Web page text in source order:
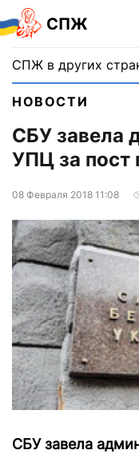
СПЖ
СПЖ в других
НОВОСТИ
СБУ завела
УПЦ за пост
08 Февраля 2018 11:08
СБУ завела